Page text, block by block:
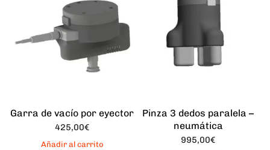
Garra de vacío por eyector
425,00€
Añadir al carrito
Pinza 3 dedos paralela –
neumática
995,00€